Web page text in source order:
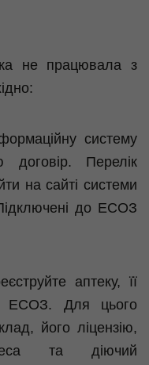
не працювала з
систему
Перелік
на сайті системи
до ЕСОЗ
аптеку, її
ЕСОЗ. Для цього
його ліцензію,
та діючий